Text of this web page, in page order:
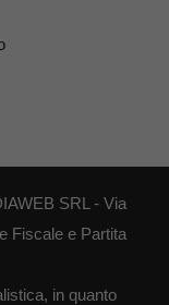
SRL - Via
Fiscale e Partita
in quanto